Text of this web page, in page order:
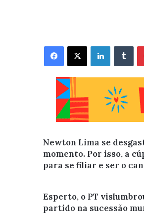
Facebook X Linkedin
Newton Lima se
momento. Por isso, a
para se filiar e ser o
Esperto, o PT
partido na sucessão